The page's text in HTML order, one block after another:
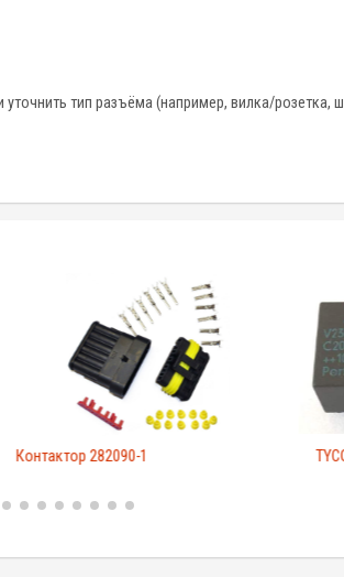
уточнить тип разъёма (например, вилка/розетка,
Контактор 282090-1